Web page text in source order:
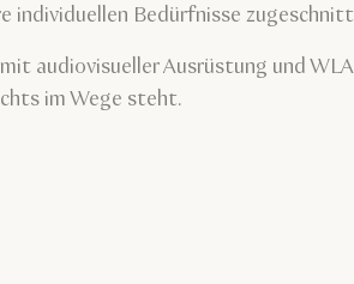
individuellen Bedürfnisse
audiovisueller Ausrüstung und
im Wege steht.